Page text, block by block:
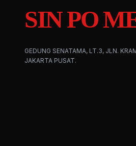
SIN PO
GEDUNG SENATAMA, LT.3, JLN.
JAKARTA PUSAT.